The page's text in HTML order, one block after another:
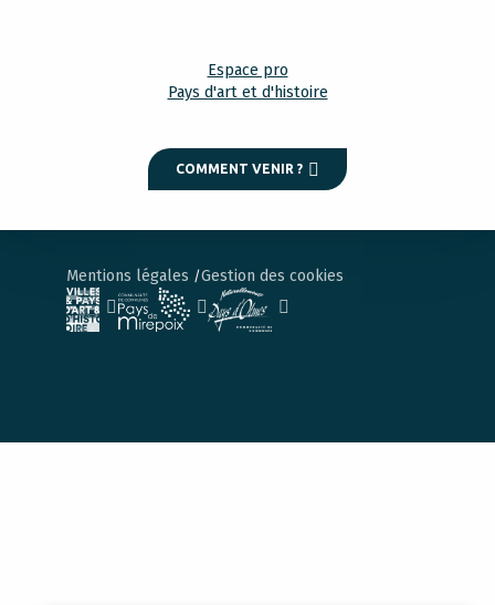
Espace pro
Pays d'art et d'histoire
COMMENT VENIR ?
Mentions légales Gestion des cookies